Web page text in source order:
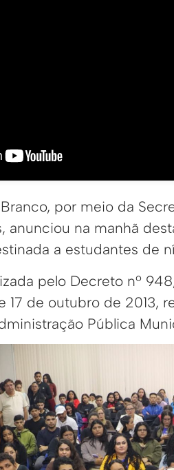
por meio da
anunciou na manhã
a estudantes de
pelo Decreto nº
17 de outubro de 2013,
Pública